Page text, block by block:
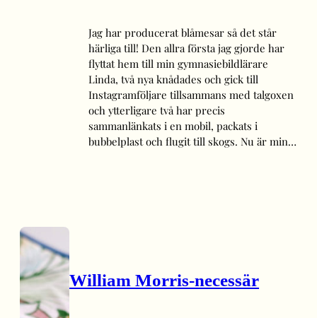
Jag har producerat blåmesar så det står
härliga till! Den allra första jag gjorde har
flyttat hem till min gymnasiebildlärare
Linda, två nya knådades och gick till
Instagramföljare tillsammans med talgoxen
och ytterligare två har precis
sammanlänkats i en mobil, packats i
bubbelplast och flugit till skogs. Nu är min…
William Morris-necessär